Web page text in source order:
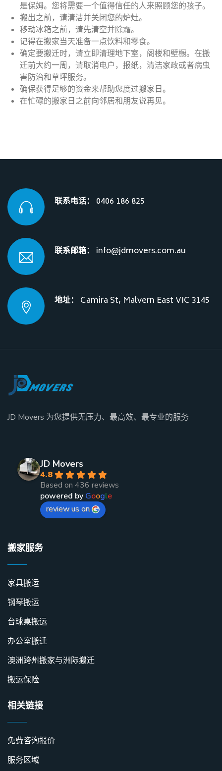
是保姆。您将需要一个值得信任的人来照顾您的孩子。
搬出之前，请清洁并关闭您的炉灶。
移动冰箱之前，请先清空并除霜。
记得在搬家当天准备一点饮料和零食。
确定要搬迁时，请立即清理地下室，阁楼和壁橱。在搬
迁前大约一周，请取消电户，报纸，清洁家政或者病虫
害防治和草坪服务。
确保获得足够的资金来帮助您度过搬家日。
在忙碌的搬家日之前向邻居和朋友说再见。
联系电话： 0406 186 825
联系邮箱： info@jdmovers.com.au
地址： Camira St, Malvern East VIC 3145
JD Movers 为您提供无压力、最高效、最专业的服务
JD Movers
4.8
Based on 436 reviews
powered by Google
review us on
搬家服务
家具搬运
钢琴搬运
台球桌搬运
办公室搬迁
澳洲跨州搬家与洲际搬迁
搬运保险
相关链接
免费咨询报价
服务区域